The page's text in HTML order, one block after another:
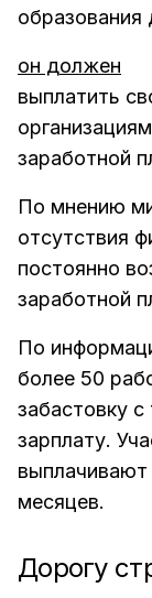
образования
он должен
выплатить
заработной
По мнению
отсутствия
постоянно
заработной
По
более 50
забастовку
зарплату.
выплачивают
месяцев.
Дорогу